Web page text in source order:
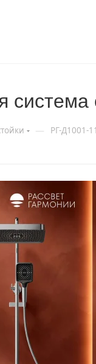
— РГ-Д1001-